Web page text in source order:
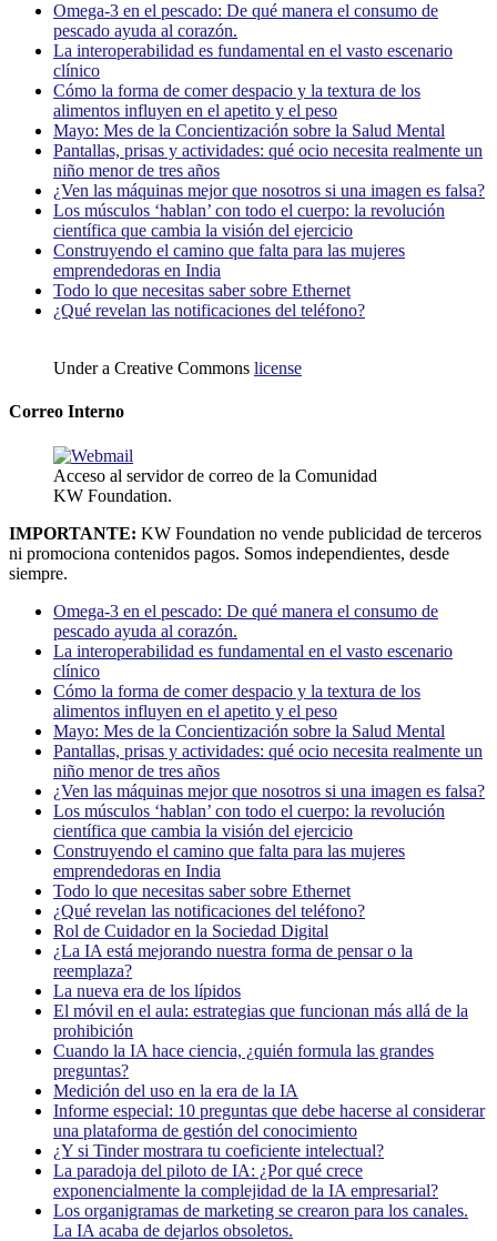
Omega-3 en el pescado: De qué manera el consumo de
pescado ayuda al corazón.
La interoperabilidad es fundamental en el vasto escenario
clínico
Cómo la forma de comer despacio y la textura de los
alimentos influyen en el apetito y el peso
Mayo: Mes de la Concientización sobre la Salud Mental
Pantallas, prisas y actividades: qué ocio necesita realmente un
niño menor de tres años
¿Ven las máquinas mejor que nosotros si una imagen es falsa?
Los músculos ‘hablan’ con todo el cuerpo: la revolución
científica que cambia la visión del ejercicio
Construyendo el camino que falta para las mujeres
emprendedoras en India
Todo lo que necesitas saber sobre Ethernet
¿Qué revelan las notificaciones del teléfono?
Under a Creative Commons license
Correo Interno
Acceso al servidor de correo de la Comunidad
KW Foundation.
IMPORTANTE: KW Foundation no vende publicidad de terceros
ni promociona contenidos pagos. Somos independientes, desde
siempre.
Omega-3 en el pescado: De qué manera el consumo de
pescado ayuda al corazón.
La interoperabilidad es fundamental en el vasto escenario
clínico
Cómo la forma de comer despacio y la textura de los
alimentos influyen en el apetito y el peso
Mayo: Mes de la Concientización sobre la Salud Mental
Pantallas, prisas y actividades: qué ocio necesita realmente un
niño menor de tres años
¿Ven las máquinas mejor que nosotros si una imagen es falsa?
Los músculos ‘hablan’ con todo el cuerpo: la revolución
científica que cambia la visión del ejercicio
Construyendo el camino que falta para las mujeres
emprendedoras en India
Todo lo que necesitas saber sobre Ethernet
¿Qué revelan las notificaciones del teléfono?
Rol de Cuidador en la Sociedad Digital
¿La IA está mejorando nuestra forma de pensar o la
reemplaza?
La nueva era de los lípidos
El móvil en el aula: estrategias que funcionan más allá de la
prohibición
Cuando la IA hace ciencia, ¿quién formula las grandes
preguntas?
Medición del uso en la era de la IA
Informe especial: 10 preguntas que debe hacerse al considerar
una plataforma de gestión del conocimiento
¿Y si Tinder mostrara tu coeficiente intelectual?
La paradoja del piloto de IA: ¿Por qué crece
exponencialmente la complejidad de la IA empresarial?
Los organigramas de marketing se crearon para los canales.
La IA acaba de dejarlos obsoletos.